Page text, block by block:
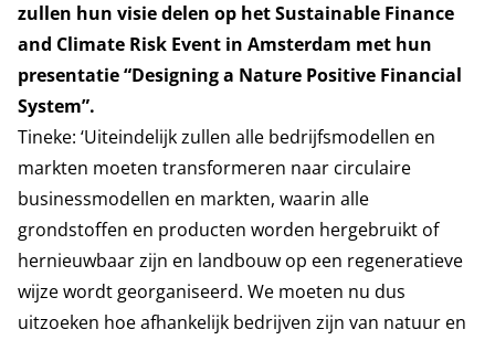
zullen hun visie delen op het Sustainable Finance
and Climate Risk Event in Amsterdam met hun
presentatie “Designing a Nature Positive Financial
System”.
Tineke: ‘Uiteindelijk zullen alle bedrijfsmodellen en
markten moeten transformeren naar circulaire
businessmodellen en markten, waarin alle
grondstoffen en producten worden hergebruikt of
hernieuwbaar zijn en landbouw op een regeneratieve
wijze wordt georganiseerd. We moeten nu dus
uitzoeken hoe afhankelijk bedrijven zijn van natuur en